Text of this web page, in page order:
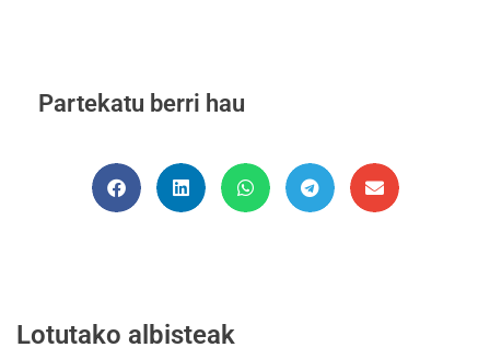
Partekatu berri hau
Lotutako albisteak